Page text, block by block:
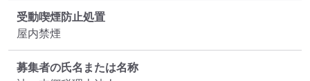
受動喫煙防止処置
屋内禁煙
募集者の氏名または名称